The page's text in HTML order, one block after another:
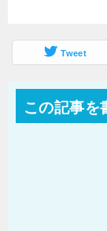
Tweet
この記事を